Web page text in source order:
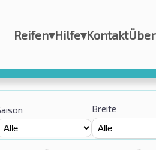
Reifen▾Hilfe▾Kontakt
Breite